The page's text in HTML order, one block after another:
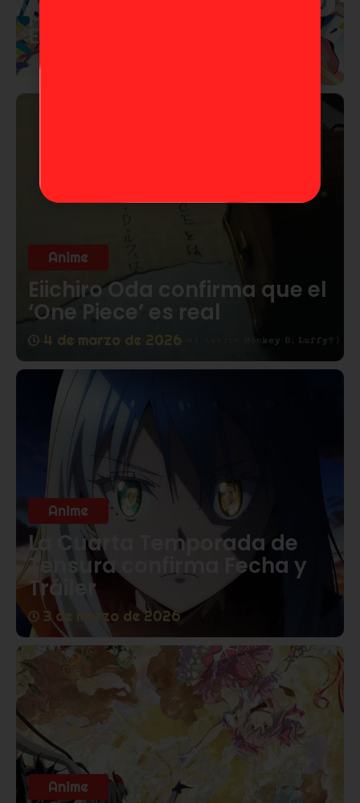
por los 30 años de
Evangelion
Anime
Eiichiro Oda confirma que el
‘One Piece’ es real
4 de marzo de 2026
Anime
La Cuarta Temporada de
Tensura confirma Fecha y
Tráiler
3 de marzo de 2026
Anime